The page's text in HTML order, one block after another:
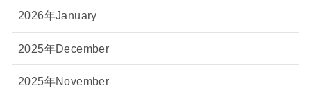
2026年January
2025年December
2025年November